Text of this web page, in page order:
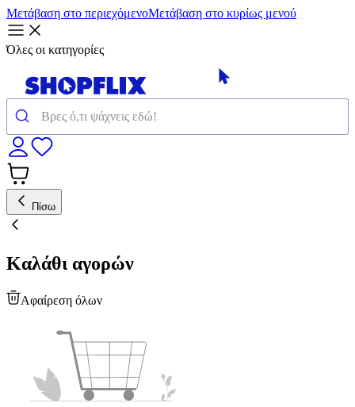
Μετάβαση στο περιεχόμενοΜετάβαση στο κυρίως μενού
Όλες οι κατηγορίες
Πίσω
Καλάθι αγορών
Αφαίρεση όλων